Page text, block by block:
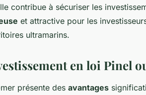
contribue à sécuriser les
et attractive pour les
ultramarins.
en loi Pinel
présente des avantages